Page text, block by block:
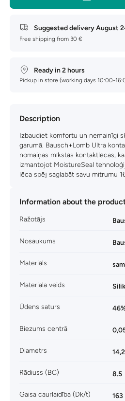
Suggested deliveryAugust
Free shipping from 30 €
Ready in 2 hours
Pickup in store (working days 10:00-
Description
Izbaudiet komfortu un nemainīgi
garumā. Bausch+Lomb Ultra
nomaiņas mīkstās kontaktlēcas,
izmantojot MoistureSeal
lēca spēj saglabāt savu mitrumu
Information about the
Ražotājs
Nosaukums
Materiāls
Materiāla veids
Ūdens saturs
Biezums centrā
Diametrs
Rādiuss (BC) 8.5
Gaisa caurlaidība (Dk/t) 163